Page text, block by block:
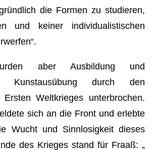
die Formen zu studieren,
und keiner individualistischen
aber Ausbildung und
Kunstausübung durch den
Weltkrieges unterbrochen.
sich an die Front und erlebte
Wucht und Sinnlosigkeit dieses
des Krieges stand für Fraaß: „